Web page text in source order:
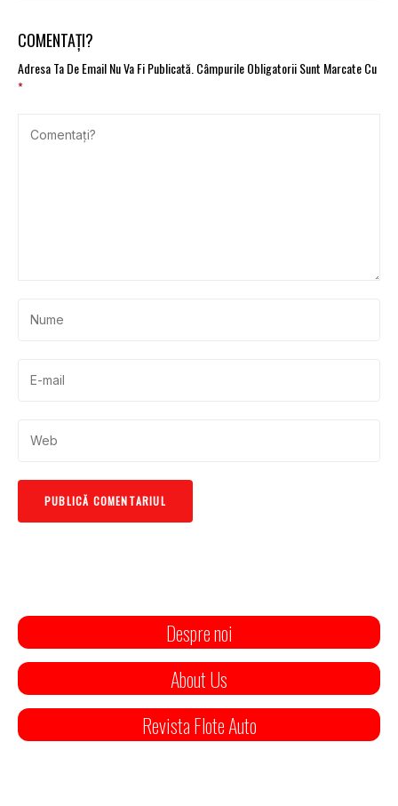
COMENTAȚI?
Adresa Ta De Email Nu Va Fi Publicată.Câmpurile Obligatorii Sunt Marcate Cu
*
Despre noi
About Us
Revista Flote Auto